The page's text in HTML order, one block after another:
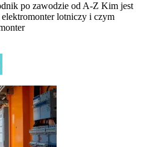
po zawodzie od A-Z Kim jest
lotniczy i czym